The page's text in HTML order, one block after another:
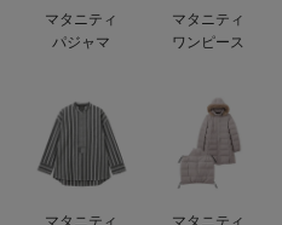
保育園・入園準備特集
ファルスカ
デロンギ
マタニティ
パジャマ
マタニティ
ワンピース
マタニティ
マタニティ